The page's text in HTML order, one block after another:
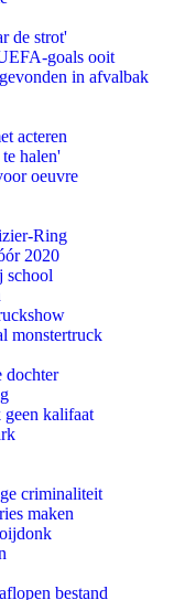
de strot'
goals ooit
in afvalbak
acteren
halen'
oeuvre
Ring
2020
school
monstertruck
dochter
kalifaat
criminaliteit
maken
bestand